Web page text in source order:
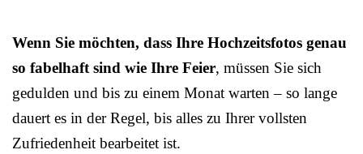
Wenn Sie möchten, dass Ihre Hochzeitsfotos genau
so fabelhaft sind wie Ihre Feier, müssen Sie sich
gedulden und bis zu einem Monat warten – so lange
dauert es in der Regel, bis alles zu Ihrer vollsten
Zufriedenheit bearbeitet ist.